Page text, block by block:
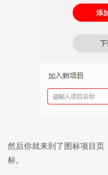
然后你就来到了图标项目
标。